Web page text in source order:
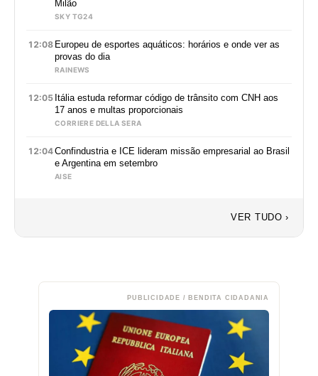
Milão
SKY TG24
12:08 Europeu de esportes aquáticos: horários e onde ver as
provas do dia
RAINEWS
12:05 Itália estuda reformar código de trânsito com CNH aos
17 anos e multas proporcionais
CORRIERE DELLA SERA
12:04Confindustria e ICE lideram missão empresarial ao Brasil
e Argentina em setembro
AISE
VER TUDO ›
PUBLICIDADE / BENDITA CIDADANIA